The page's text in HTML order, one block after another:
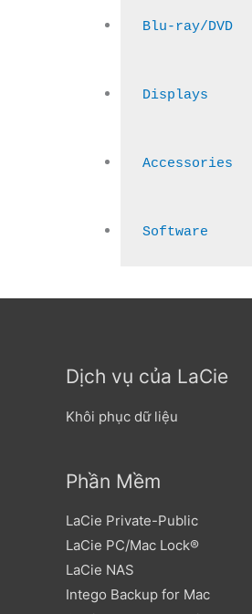
Blu-ray/DVD
Displays
Accessories
Software
Dịch vụ của LaCie
Khôi phục dữ liệu
Phần Mềm
LaCie Private-Public
LaCie PC/Mac Lock®
LaCie NAS
Intego Backup for Mac